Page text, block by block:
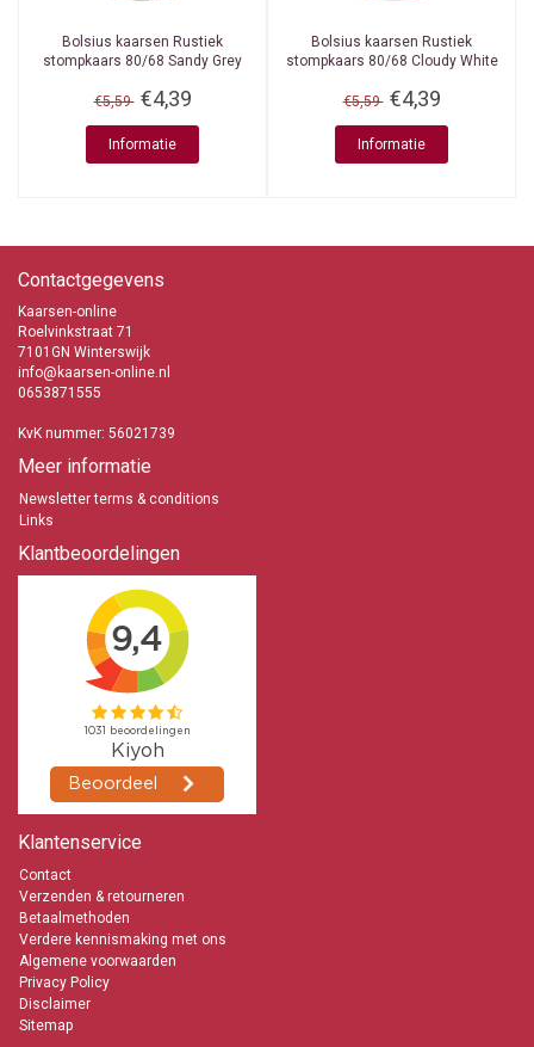
Bolsius kaarsen Rustiek
stompkaars 80/68 Sandy Grey
€5,59 €4,39
Informatie
Bolsius kaarsen Rustiek
stompkaars 80/68 Cloudy White
€5,59 €4,39
Informatie
Contactgegevens
Kaarsen-online
Roelvinkstraat 71
7101GN Winterswijk
info@kaarsen-online.nl
0653871555
KvK nummer: 56021739
Meer informatie
Newsletter terms & conditions
Links
Klantbeoordelingen
Klantenservice
Contact
Verzenden & retourneren
Betaalmethoden
Verdere kennismaking met ons
Algemene voorwaarden
Privacy Policy
Disclaimer
Sitemap